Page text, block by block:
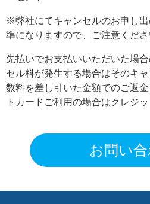
※弊社にてキャンセルのお申し
準になりますので、ご注意くださ
先払いでお支払いいただいた場
セル料が発生する場合はそのキ
数料を差し引いた金額でのご返
トカードご利用の場合はクレジ
お問い